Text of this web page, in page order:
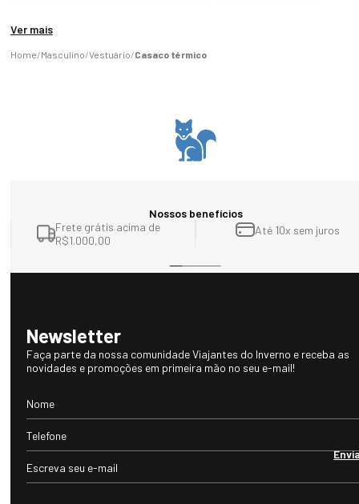
Fleece, para não prejudicar sua ação térmica;
A limpeza a seco profissional é permitida, desde que respeite o processo
Ver mais
Masculino Vestuário Casaco térmico
Nossos benefícios
Frete grátis acima de
R$1.000,00
Até 10x sem juros
Newsletter
Faça parte da nossa comunidade Viajantes do Inverno e receba as
novidades e promoções em primeira mão no seu e-mail!